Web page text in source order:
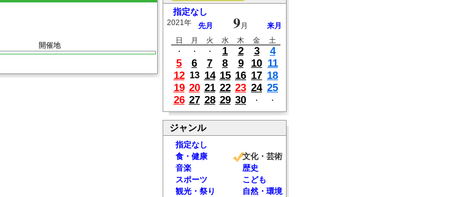
開催地
指定なし
2021年 先月 9月
来月
日
月 火 水 木 金
土
・
・ ・ 1 2 3
4
5
6 7 8 9 10 11
12 13 14 15 16 17 18
19 20 21 22 23 24 25
26 27 28 29 30 ・ ・
ジャンル
指定なし
食・健康
文化・芸術
音楽
歴史
スポーツ
こども
観光・祭り
自然・環境